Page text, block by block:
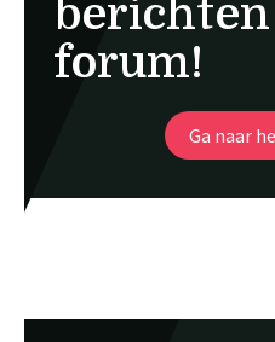
forum!
Ga naar